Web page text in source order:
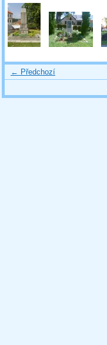
← Předchozí